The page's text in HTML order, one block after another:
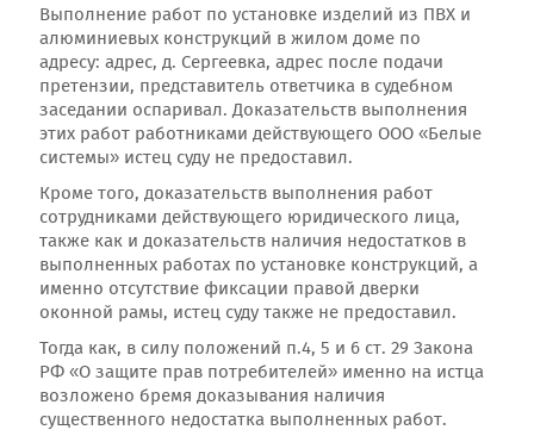
Выполнение работ по установке изделий из ПВХ и
алюминиевых конструкций в жилом доме по
адресу: адрес, д. Сергеевка, адрес после подачи
претензии, представитель ответчика в судебном
заседании оспаривал. Доказательств выполнения
этих работ работниками действующего ООО «Белые
системы» истец суду не предоставил.
Кроме того, доказательств выполнения работ
сотрудниками действующего юридического лица,
также как и доказательств наличия недостатков в
выполненных работах по установке конструкций, а
именно отсутствие фиксации правой дверки
оконной рамы, истец суду также не предоставил.
Тогда как, в силу положений п.4, 5 и 6 ст. 29 Закона
РФ «О защите прав потребителей» именно на истца
возложено бремя доказывания наличия
существенного недостатка выполненных работ.